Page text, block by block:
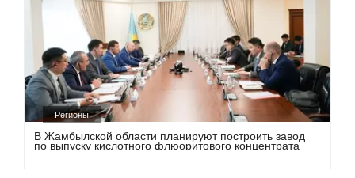
Регионы
В Жамбылской области планируют построить завод
по выпуску кислотного флюоритового концентрата